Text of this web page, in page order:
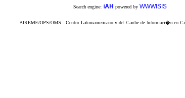
Search engine: iAH powered by WWWISIS
BIREME/OPS/OMS - Centro Latinoamericano y del Caribe de Informaci�n en